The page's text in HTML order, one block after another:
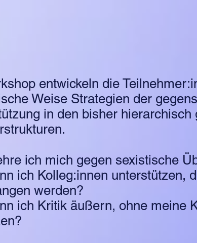
entwickeln die
Weise Strategien der
in den bisher hierarchisch
ich mich gegen sexistische
ich Kolleg:innen unterstützen,
werden?
ich Kritik äußern, ohne meine